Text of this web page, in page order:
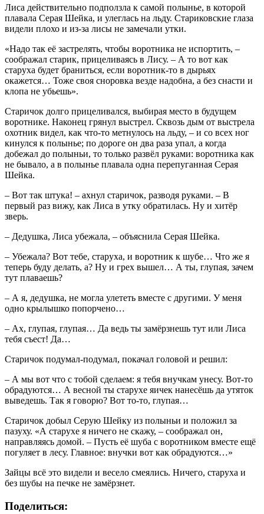
Лиса действительно подползла к самой полынье, в которой
плавала Серая Шейка, и улеглась на льду. Стариковские глаза
видели плохо и из-за лисы не замечали утки.
«Надо так её застрелять, чтобы воротника не испортить, –
соображал старик, прицеливаясь в Лису. – А то вот как
старуха будет браниться, если воротник-то в дырьях
окажется… Тоже своя сноровка везде надобна, а без снасти и
клопа не убьешь».
Старичок долго прицеливался, выбирая место в будущем
воротнике. Наконец грянул выстрел. Сквозь дым от выстрела
охотник видел, как что-то метнулось на льду, – и со всех ног
кинулся к полынье; по дороге он два раза упал, а когда
добежал до полыньи, то только развёл руками: воротника как
не бывало, а в полынье плавала одна перепуганная Серая
Шейка.
– Вот так штука! – ахнул старичок, разводя руками. – В
первый раз вижу, как Лиса в утку обратилась. Ну и хитёр
зверь.
– Дедушка, Лиса убежала, – объяснила Серая Шейка.
– Убежала? Вот тебе, старуха, и воротник к шубе… Что же я
теперь буду делать, а? Ну и грех вышел… А ты, глупая, зачем
тут плаваешь?
– А я, дедушка, не могла улететь вместе с другими. У меня
одно крылышко попорчено…
– Ах, глупая, глупая… Да ведь ты замёрзнешь тут или Лиса
тебя съест! Да…
Старичок подумал-подумал, покачал головой и решил:
– А мы вот что с тобой сделаем: я тебя внучкам унесу. Вот-то
обрадуются… А весной ты старухе яичек нанесёшь да утяток
выведешь. Так я говорю? Вот то-то, глупая…
Старичок добыл Серую Шейку из полыньи и положил за
пазуху. «А старухе я ничего не скажу, – соображал он,
направляясь домой. – Пусть её шуба с воротником вместе ещё
погуляет в лесу. Главное: внучки вот как обрадуются…»
Зайцы всё это видели и весело смеялись. Ничего, старуха и
без шубы на печке не замёрзнет.
Поделиться: